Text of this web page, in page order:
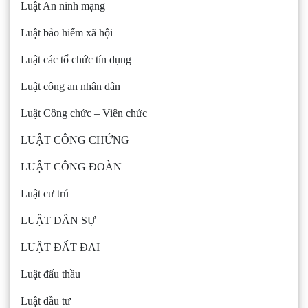
Luật An ninh mạng
Luật bảo hiểm xã hội
Luật các tổ chức tín dụng
Luật công an nhân dân
Luật Công chức – Viên chức
LUẬT CÔNG CHỨNG
LUẬT CÔNG ĐOÀN
Luật cư trú
LUẬT DÂN SỰ
LUẬT ĐẤT ĐAI
Luật đấu thầu
Luật đầu tư